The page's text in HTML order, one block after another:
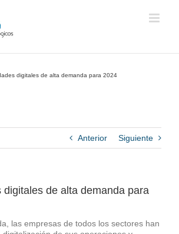
digitales de alta demanda para 2024
Anterior Siguiente
digitales de alta demanda para
las empresas de todos los sectores han